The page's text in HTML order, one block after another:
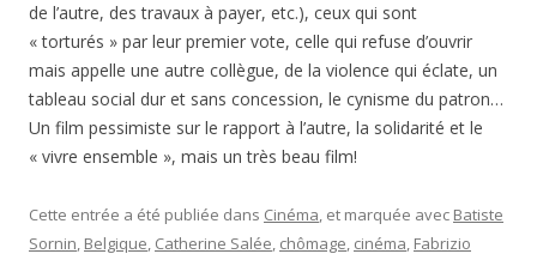
de l’autre, des travaux à payer, etc.), ceux qui sont
« torturés » par leur premier vote, celle qui refuse d’ouvrir
mais appelle une autre collègue, de la violence qui éclate, un
tableau social dur et sans concession, le cynisme du patron…
Un film pessimiste sur le rapport à l’autre, la solidarité et le
« vivre ensemble », mais un très beau film!
Cette entrée a été publiée dans Cinéma, et marquée avec Batiste
Sornin, Belgique, Catherine Salée, chômage, cinéma, Fabrizio